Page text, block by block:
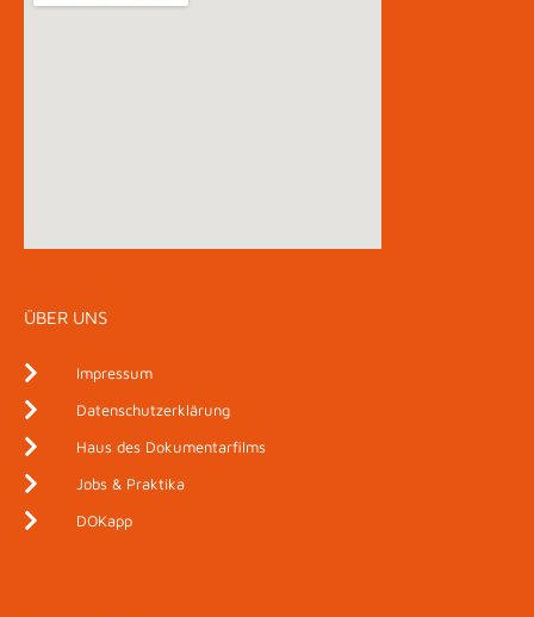
ÜBER UNS
Impressum
Datenschutzerklärung
Haus des Dokumentarfilms
Jobs & Praktika
DOKapp